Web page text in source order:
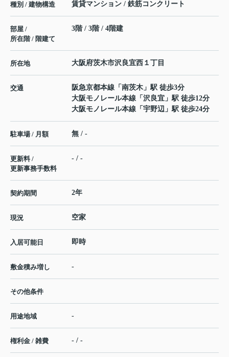
種別 / 建物構造 賃貸マンション / 鉄筋コンクリート
部屋 /
所在階 / 階建て
3階 / 3階 / 4階建
所在地 大阪府茨木市沢良宜西 １丁目
交通 阪急京都本線 「 南茨木 」駅 徒歩3分
大阪モノレール本線 「 沢良宜 」駅 徒歩12分
大阪モノレール本線 「 宇野辺 」駅 徒歩24分
駐車場 / 月額 無 / -
更新料 /
更新事務手数料
- / -
契約期間 2年
現況 空家
入居可能日 即時
敷金積み増し -
その他条件
用途地域 -
権利金 / 雑費 - / -